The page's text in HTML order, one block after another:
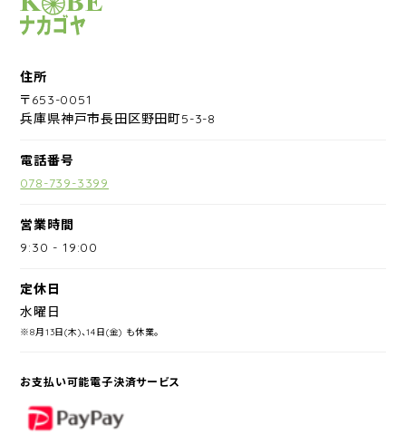
住所
〒653-0051
兵庫県神戸市長田区野田町5-3-8
電話番号
078-739-3399
営業時間
9:30 -19:00
定休日
水曜日
※8月13日(木)、14日(金) も休業。
お支払い可能電子決済サービス
PayPay